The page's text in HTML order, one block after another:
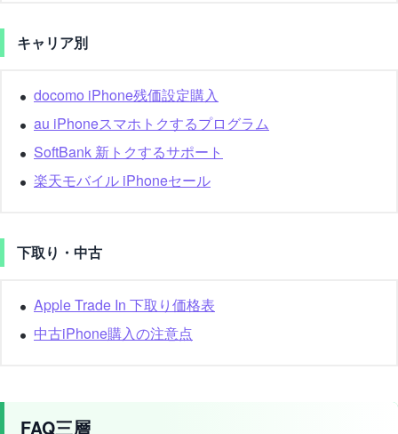
キャリア別
docomo iPhone残価設定購入
au iPhoneスマホトクするプログラム
SoftBank 新トクするサポート
楽天モバイル iPhoneセール
下取り・中古
Apple Trade In 下取り価格表
中古iPhone購入の注意点
FAQ三層